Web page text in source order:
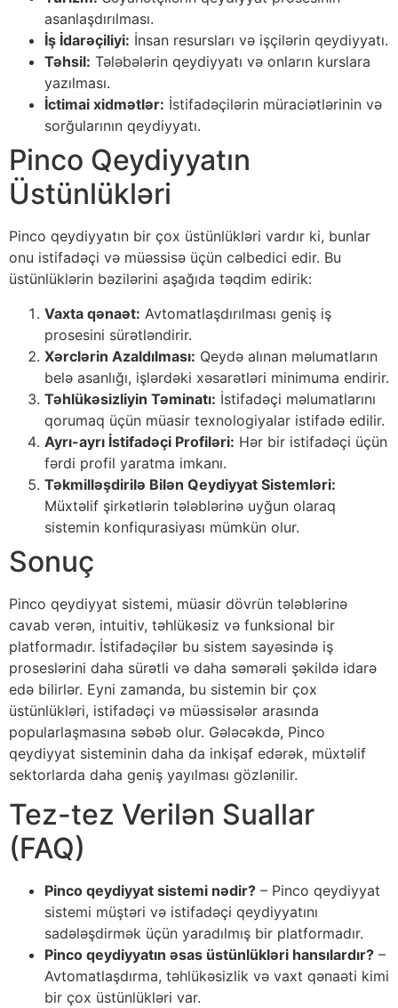
asanlaşdırılması.
İş İdarəçiliyi: İnsan resursları və işçilərin qeydiyyatı.
Təhsil: Tələbələrin qeydiyyatı və onların kurslara
yazılması.
İctimai xidmətlər: İstifadəçilərin müraciətlərinin və
sorğularının qeydiyyatı.
Pinco Qeydiyyatın
Üstünlükləri
Pinco qeydiyyatın bir çox üstünlükləri vardır ki, bunlar
onu istifadəçi və müəssisə üçün cəlbedici edir. Bu
üstünlüklərin bəzilərini aşağıda təqdim edirik:
Vaxta qənaət: Avtomatlaşdırılması geniş iş
prosesini sürətləndirir.
Xərclərin Azaldılması: Qeydə alınan məlumatların
belə asanlığı, işlərdəki xəsarətləri minimuma endirir.
Təhlükəsizliyin Təminatı: İstifadəçi məlumatlarını
qorumaq üçün müasir texnologiyalar istifadə edilir.
Ayrı-ayrı İstifadəçi Profiləri: Hər bir istifadəçi üçün
fərdi profil yaratma imkanı.
Təkmilləşdirilə Bilən Qeydiyyat Sistemləri:
Müxtəlif şirkətlərin tələblərinə uyğun olaraq
sistemin konfiqurasiyası mümkün olur.
Sonuç
Pinco qeydiyyat sistemi, müasir dövrün tələblərinə
cavab verən, intuitiv, təhlükəsiz və funksional bir
platformadır. İstifadəçilər bu sistem sayəsində iş
proseslərini daha sürətli və daha səmərəli şəkildə idarə
edə bilirlər. Eyni zamanda, bu sistemin bir çox
üstünlükləri, istifadəçi və müəssisələr arasında
popularlaşmasına səbəb olur. Gələcəkdə, Pinco
qeydiyyat sisteminin daha da inkişaf edərək, müxtəlif
sektorlarda daha geniş yayılması gözlənilir.
Tez-tez Verilən Suallar
(FAQ)
Pinco qeydiyyat sistemi nədir? – Pinco qeydiyyat
sistemi müştəri və istifadəçi qeydiyyatını
sadələşdirmək üçün yaradılmış bir platformadır.
Pinco qeydiyyatın əsas üstünlükləri hansılardır? –
Avtomatlaşdırma, təhlükəsizlik və vaxt qənaəti kimi
bir çox üstünlükləri var.